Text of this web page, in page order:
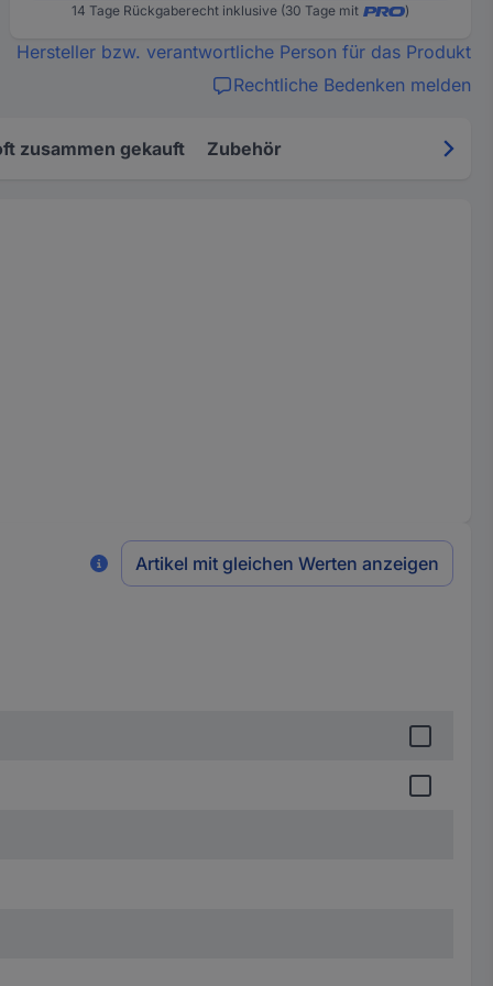
14 Tage Rückgaberecht inklusive (30 Tage mit )
Hersteller bzw. verantwortliche Person für das Produkt
Rechtliche Bedenken melden
zusammen gekauft Zubehör
Artikel mit gleichen Werten anzeigen